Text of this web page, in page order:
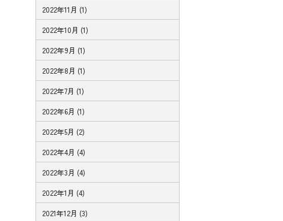
2022年11月 (1)
2022年10月 (1)
2022年9月 (1)
2022年8月 (1)
2022年7月 (1)
2022年6月 (1)
2022年5月 (2)
2022年4月 (4)
2022年3月 (4)
2022年1月 (4)
2021年12月 (3)